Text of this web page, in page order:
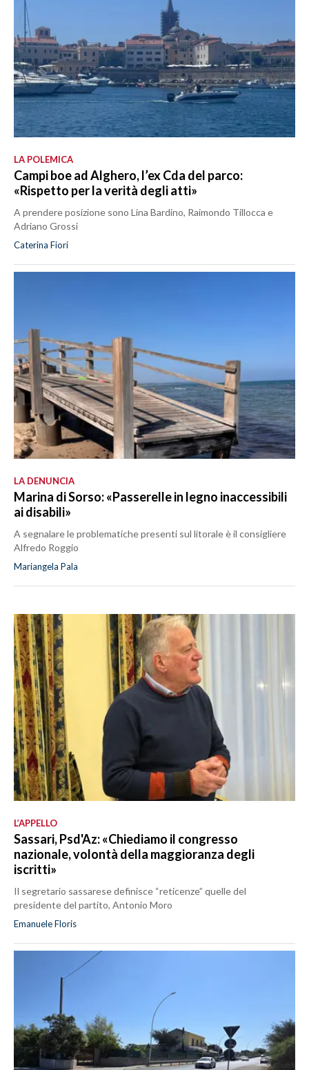
LA POLEMICA
Campi boe ad Alghero, l’ex Cda del parco:
«Rispetto per la verità degli atti»
A prendere posizione sono Lina Bardino, Raimondo Tillocca e
Adriano Grossi
Caterina Fiori
LA DENUNCIA
Marina di Sorso: «Passerelle in legno inaccessibili
ai disabili»
A segnalare le problematiche presenti sul litorale è il consigliere
Alfredo Roggio
Mariangela Pala
L’APPELLO
Sassari, Psd'Az: «Chiediamo il congresso
nazionale, volontà della maggioranza degli
iscritti»
Il segretario sassarese definisce “reticenze” quelle del
presidente del partito, Antonio Moro
Emanuele Floris